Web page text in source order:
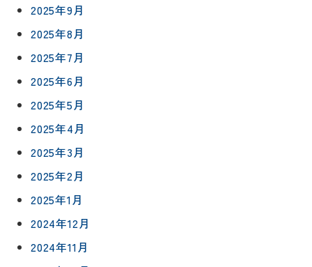
2025年9月
2025年8月
2025年7月
2025年6月
2025年5月
2025年4月
2025年3月
2025年2月
2025年1月
2024年12月
2024年11月